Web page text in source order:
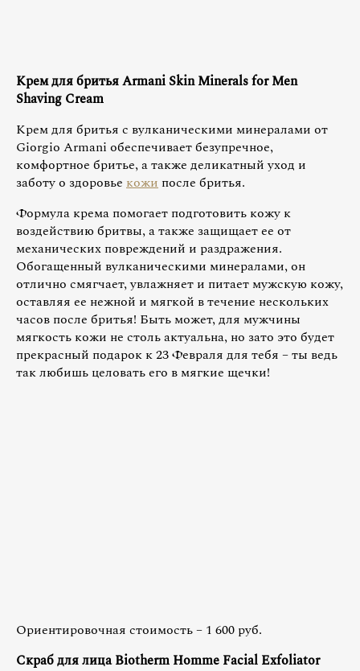
Крем для бритья Armani Skin Minerals for Men
Shaving Cream
Крем для бритья с вулканическими минералами от
Giorgio Armani обеспечивает безупречное,
комфортное бритье, а также деликатный уход и
заботу о здоровье кожи после бритья.
Формула крема помогает подготовить кожу к
воздействию бритвы, а также защищает ее от
механических повреждений и раздражения.
Обогащенный вулканическими минералами, он
отлично смягчает, увлажняет и питает мужскую кожу,
оставляя ее нежной и мягкой в течение нескольких
часов после бритья! Быть может, для мужчины
мягкость кожи не столь актуальна, но зато это будет
прекрасный подарок к 23 Февраля для тебя – ты ведь
так любишь целовать его в мягкие щечки!
Ориентировочная стоимость – 1 600 руб.
Скраб для лица Biotherm Homme Facial Exfoliator